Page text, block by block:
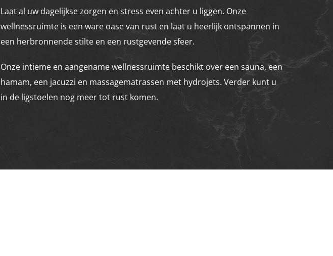
Laat al uw dagelijkse zorgen en stress even achter u liggen. Onze
wellnessruimte is een ware oase van rust en laat u heerlijk ontspannen in
een herbronnende stilte en een rustgevende sfeer.
Onze intieme en aangename wellnessruimte beschikt over een sauna, een
hamam, een jacuzzi en massagematrassen met hydrojets. Verder kunt u
in de ligstoelen nog meer tot rust komen.